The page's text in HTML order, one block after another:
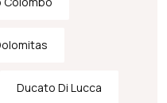
Ducato Di Lucca